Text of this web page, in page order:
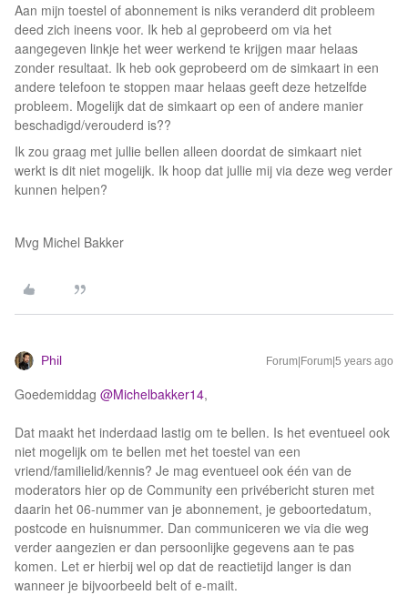
Aan mijn toestel of abonnement is niks veranderd dit probleem
deed zich ineens voor. Ik heb al geprobeerd om via het
aangegeven linkje het weer werkend te krijgen maar helaas
zonder resultaat. Ik heb ook geprobeerd om de simkaart in een
andere telefoon te stoppen maar helaas geeft deze hetzelfde
probleem. Mogelijk dat de simkaart op een of andere manier
beschadigd/verouderd is??
Ik zou graag met jullie bellen alleen doordat de simkaart niet
werkt is dit niet mogelijk. Ik hoop dat jullie mij via deze weg verder
kunnen helpen?
Mvg Michel Bakker
Phil Forum|Forum|5 years ago
Goedemiddag @Michelbakker14,
Dat maakt het inderdaad lastig om te bellen. Is het eventueel ook
niet mogelijk om te bellen met het toestel van een
vriend/familielid/kennis? Je mag eventueel ook één van de
moderators hier op de Community een privébericht sturen met
daarin het 06-nummer van je abonnement, je geboortedatum,
postcode en huisnummer. Dan communiceren we via die weg
verder aangezien er dan persoonlijke gegevens aan te pas
komen. Let er hierbij wel op dat de reactietijd langer is dan
wanneer je bijvoorbeeld belt of e-mailt.